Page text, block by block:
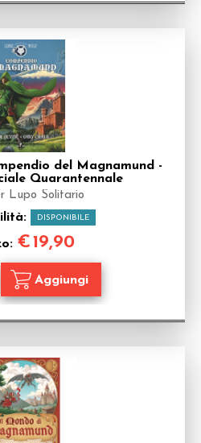
del Magnamund -
Quarantennale
Lupo Solitario
DISPONIBILE
€19,90